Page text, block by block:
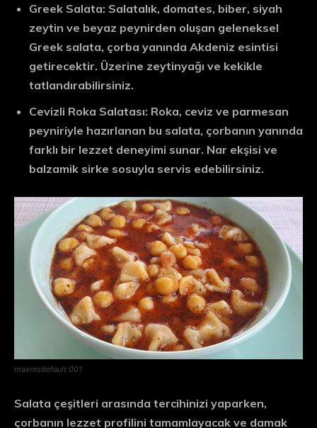
Greek Salata: Salatalık, domates, biber, siyah
zeytin ve beyaz peynirden oluşan geleneksel
Greek salata, çorba yanında Akdeniz esintisi
getirecektir. Üzerine zeytinyağı ve kekikle
tatlandırabilirsiniz.
Cevizli Roka Salatası: Roka, ceviz ve parmesan
peyniriyle hazırlanan bu salata, çorbanın yanında
farklı bir lezzet deneyimi sunar. Nar ekşisi ve
balzamik sirke sosuyla servis edebilirsiniz.
maxresdefault 001
Salata çeşitleri arasında tercihinizi yaparken,
çorbanın lezzet profilini tamamlayacak ve damak